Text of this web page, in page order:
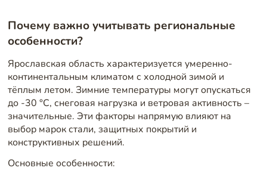
Почему важно учитывать региональные
особенности?
Ярославская область характеризуется умеренно-
континентальным климатом с холодной зимой и
тёплым летом. Зимние температуры могут опускаться
до -30 °C, снеговая нагрузка и ветровая активность –
значительные. Эти факторы напрямую влияют на
выбор марок стали, защитных покрытий и
конструктивных решений.
Основные особенности: